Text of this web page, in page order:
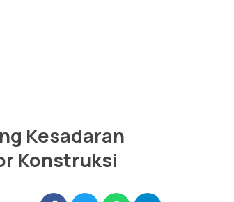
Kesadaran
Konstruksi